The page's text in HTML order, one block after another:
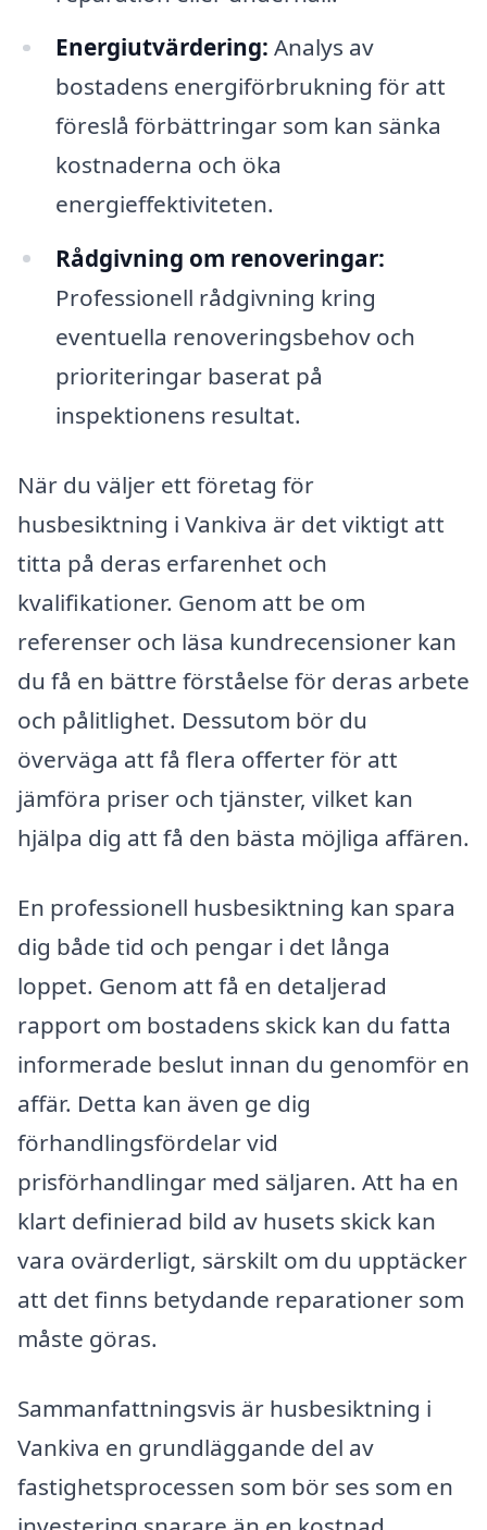
Energiutvärdering: Analys av
bostadens energiförbrukning för att
föreslå förbättringar som kan sänka
kostnaderna och öka
energieffektiviteten.
Rådgivning om renoveringar:
Professionell rådgivning kring
eventuella renoveringsbehov och
prioriteringar baserat på
inspektionens resultat.
När du väljer ett företag för
husbesiktning i Vankiva är det viktigt att
titta på deras erfarenhet och
kvalifikationer. Genom att be om
referenser och läsa kundrecensioner kan
du få en bättre förståelse för deras arbete
och pålitlighet. Dessutom bör du
överväga att få flera offerter för att
jämföra priser och tjänster, vilket kan
hjälpa dig att få den bästa möjliga affären.
En professionell husbesiktning kan spara
dig både tid och pengar i det långa
loppet. Genom att få en detaljerad
rapport om bostadens skick kan du fatta
informerade beslut innan du genomför en
affär. Detta kan även ge dig
förhandlingsfördelar vid
prisförhandlingar med säljaren. Att ha en
klart definierad bild av husets skick kan
vara ovärderligt, särskilt om du upptäcker
att det finns betydande reparationer som
måste göras.
Sammanfattningsvis är husbesiktning i
Vankiva en grundläggande del av
fastighetsprocessen som bör ses som en